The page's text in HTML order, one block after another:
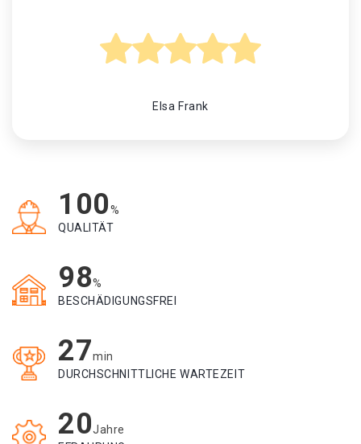
Elsa Frank
100%
QUALITÄT
98%
BESCHÄDIGUNGSFREI
27min
DURCHSCHNITTLICHE WARTEZEIT
20Jahre